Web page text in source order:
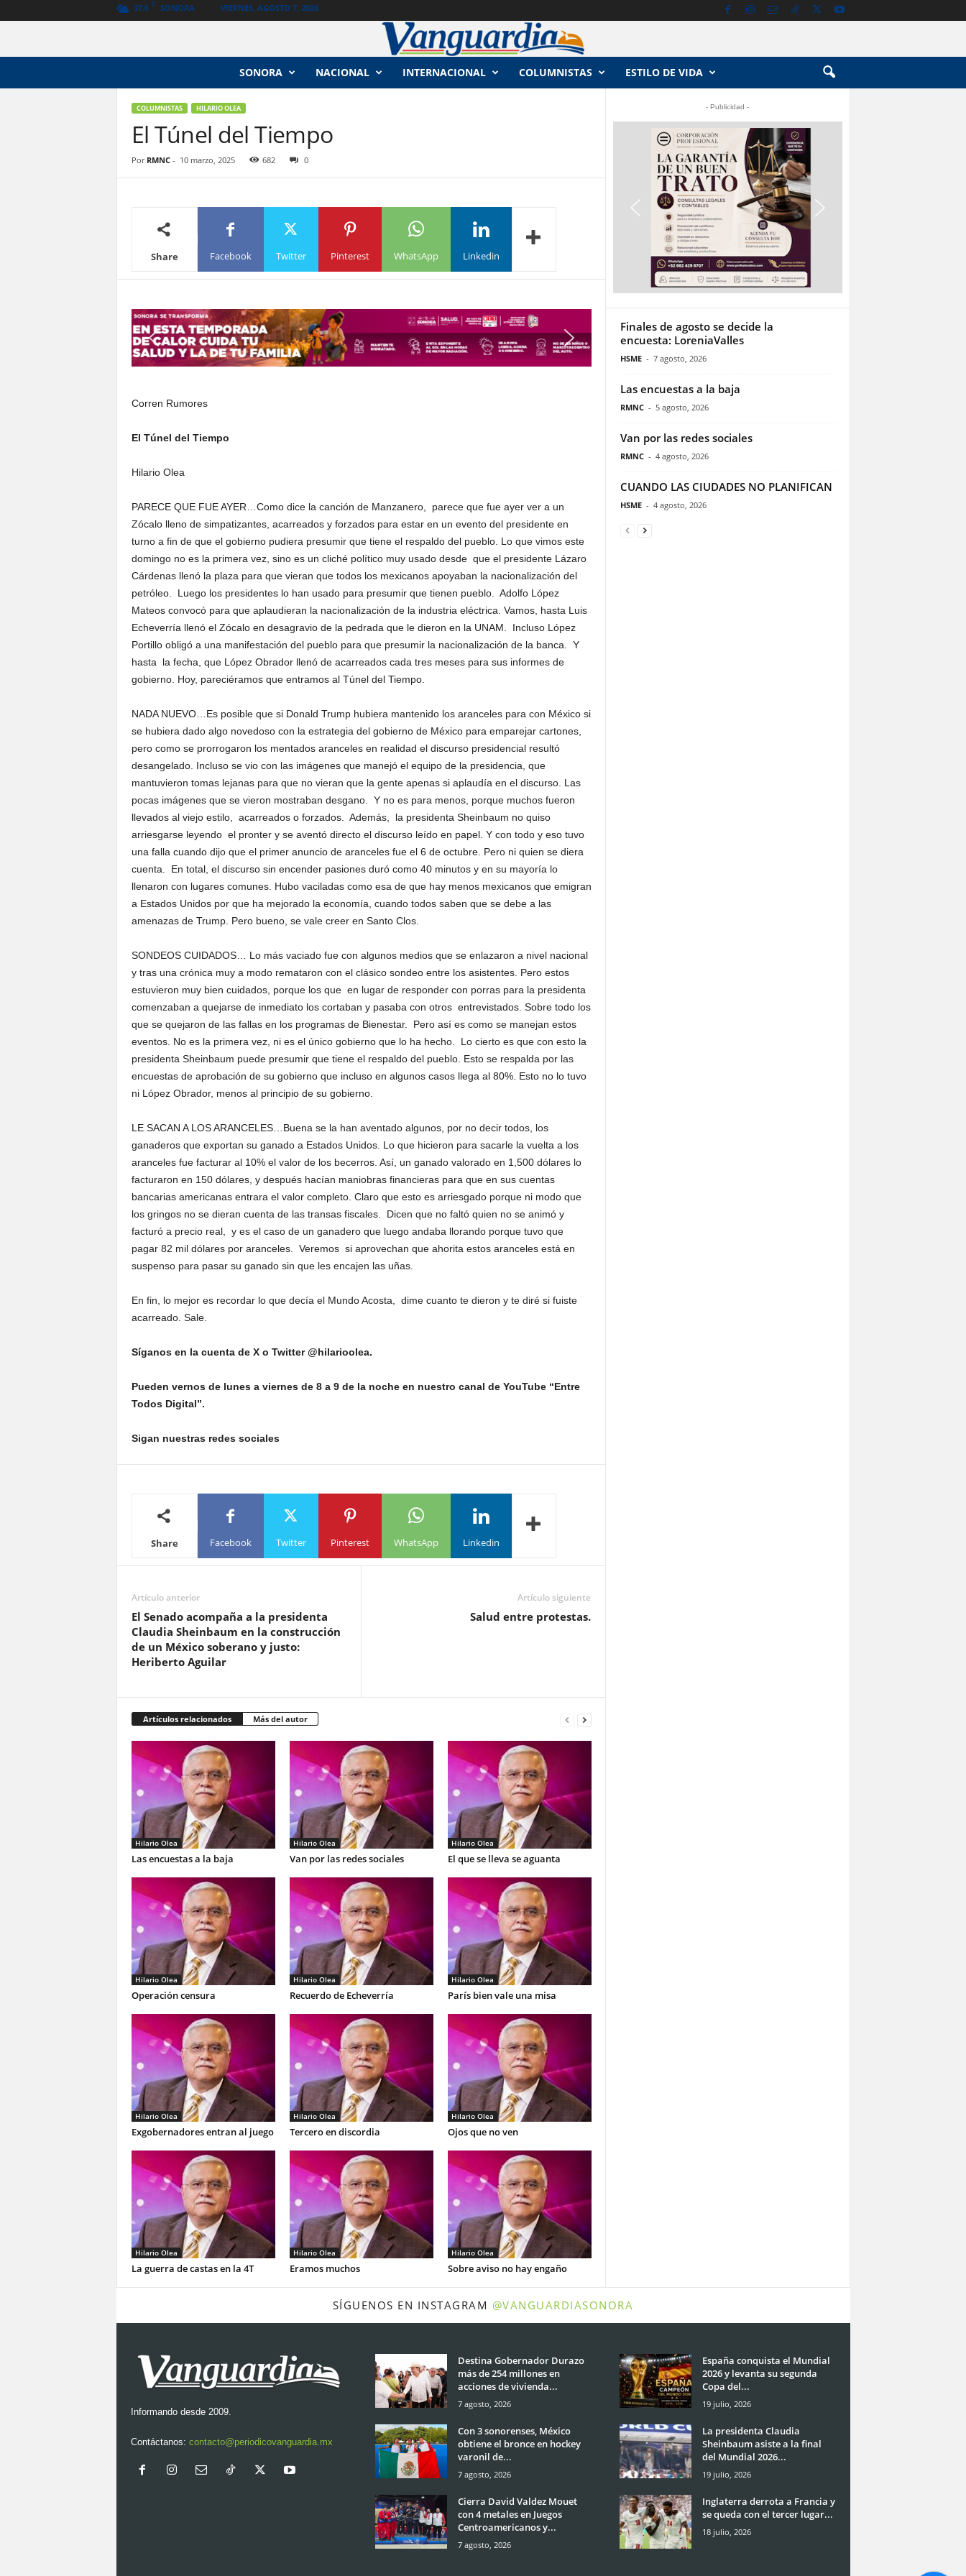
37.6 C SONORA VIERNES, AGOSTO 7, 2026
SONORA NACIONAL INTERNACIONAL COLUMNISTAS ESTILO DE VIDA
COLUMNISTAS HILARIO OLEA
El Túnel del Tiempo
Por RMNC- 10 marzo, 2025 682 0
Share Facebook Twitter Pinterest WhatsApp Linkedin
Corren Rumores
El Túnel del Tiempo
Hilario Olea
PARECE QUE FUE AYER…Como dice la canción de Manzanero, parece que fue ayer ver a un
Zócalo lleno de simpatizantes, acarreados y forzados para estar en un evento del presidente en
turno a fin de que el gobierno pudiera presumir que tiene el respaldo del pueblo. Lo que vimos este
domingo no es la primera vez, sino es un cliché político muy usado desde que el presidente Lázaro
Cárdenas llenó la plaza para que vieran que todos los mexicanos apoyaban la nacionalización del
petróleo. Luego los presidentes lo han usado para presumir que tienen pueblo. Adolfo López
Mateos convocó para que aplaudieran la nacionalización de la industria eléctrica. Vamos, hasta Luis
Echeverría llenó el Zócalo en desagravio de la pedrada que le dieron en la UNAM. Incluso López
Portillo obligó a una manifestación del pueblo para que presumir la nacionalización de la banca. Y
hasta la fecha, que López Obrador llenó de acarreados cada tres meses para sus informes de
gobierno. Hoy, pareciéramos que entramos al Túnel del Tiempo.
NADA NUEVO…Es posible que si Donald Trump hubiera mantenido los aranceles para con México si
se hubiera dado algo novedoso con la estrategia del gobierno de México para emparejar cartones,
pero como se prorrogaron los mentados aranceles en realidad el discurso presidencial resultó
desangelado. Incluso se vio con las imágenes que manejó el equipo de la presidencia, que
mantuvieron tomas lejanas para que no vieran que la gente apenas si aplaudía en el discurso. Las
pocas imágenes que se vieron mostraban desgano. Y no es para menos, porque muchos fueron
llevados al viejo estilo, acarreados o forzados. Además, la presidenta Sheinbaum no quiso
arriesgarse leyendo el pronter y se aventó directo el discurso leído en papel. Y con todo y eso tuvo
una falla cuando dijo que el primer anuncio de aranceles fue el 6 de octubre. Pero ni quien se diera
cuenta. En total, el discurso sin encender pasiones duró como 40 minutos y en su mayoría lo
llenaron con lugares comunes. Hubo vaciladas como esa de que hay menos mexicanos que emigran
a Estados Unidos por que ha mejorado la economía, cuando todos saben que se debe a las
amenazas de Trump. Pero bueno, se vale creer en Santo Clos.
SONDEOS CUIDADOS… Lo más vaciado fue con algunos medios que se enlazaron a nivel nacional
y tras una crónica muy a modo remataron con el clásico sondeo entre los asistentes. Pero estos
estuvieron muy bien cuidados, porque los que en lugar de responder con porras para la presidenta
comenzaban a quejarse de inmediato los cortaban y pasaba con otros entrevistados. Sobre todo los
que se quejaron de las fallas en los programas de Bienestar. Pero así es como se manejan estos
eventos. No es la primera vez, ni es el único gobierno que lo ha hecho. Lo cierto es que con esto la
presidenta Sheinbaum puede presumir que tiene el respaldo del pueblo. Esto se respalda por las
encuestas de aprobación de su gobierno que incluso en algunos casos llega al 80%. Esto no lo tuvo
ni López Obrador, menos al principio de su gobierno.
LE SACAN A LOS ARANCELES…Buena se la han aventado algunos, por no decir todos, los
ganaderos que exportan su ganado a Estados Unidos. Lo que hicieron para sacarle la vuelta a los
aranceles fue facturar al 10% el valor de los becerros. Así, un ganado valorado en 1,500 dólares lo
facturaron en 150 dólares, y después hacían maniobras financieras para que en sus cuentas
bancarias americanas entrara el valor completo. Claro que esto es arriesgado porque ni modo que
los gringos no se dieran cuenta de las transas fiscales. Dicen que no faltó quien no se animó y
facturó a precio real, y es el caso de un ganadero que luego andaba llorando porque tuvo que
pagar 82 mil dólares por aranceles. Veremos si aprovechan que ahorita estos aranceles está en
suspenso para pasar su ganado sin que les encajen las uñas.
En fin, lo mejor es recordar lo que decía el Mundo Acosta, dime cuanto te dieron y te diré si fuiste
acarreado. Sale.
Síganos en la cuenta de X o Twitter @hilarioolea.
Pueden vernos de lunes a viernes de 8 a 9 de la noche en nuestro canal de YouTube “Entre
Todos Digital”.
Sigan nuestras redes sociales
Share Facebook Twitter Pinterest WhatsApp Linkedin
Artículo anterior
El Senado acompaña a la presidenta
Claudia Sheinbaum en la construcción
de un México soberano y justo:
Heriberto Aguilar
Artículo siguiente
Salud entre protestas.
Artículos relacionados Más del autor
Hilario Olea
Las encuestas a la baja
Hilario Olea
Van por las redes sociales
Hilario Olea
El que se lleva se aguanta
Hilario Olea
Operación censura
Hilario Olea
Recuerdo de Echeverría
Hilario Olea
París bien vale una misa
Hilario Olea
Exgobernadores entran al juego
Hilario Olea
Tercero en discordia
Hilario Olea
Ojos que no ven
Hilario Olea
La guerra de castas en la 4T
Hilario Olea
Eramos muchos
Hilario Olea
Sobre aviso no hay engaño
- Publicidad -
Finales de agosto se decide la
encuesta: LoreniaValles
HSME - 7 agosto, 2026
Las encuestas a la baja
RMNC - 5 agosto, 2026
Van por las redes sociales
RMNC - 4 agosto, 2026
CUANDO LAS CIUDADES NO PLANIFICAN
HSME - 4 agosto, 2026
SÍGUENOS EN INSTAGRAM @VANGUARDIASONORA
Informando desde 2009.
Contáctanos: contacto@periodicovanguardia.mx
Destina Gobernador Durazo
más de 254 millones en
acciones de vivienda...
7 agosto, 2026
Con 3 sonorenses, México
obtiene el bronce en hockey
varonil de...
7 agosto, 2026
Cierra David Valdez Mouet
con 4 metales en Juegos
Centroamericanos y...
7 agosto, 2026
España conquista el Mundial
2026 y levanta su segunda
Copa del...
19 julio, 2026
La presidenta Claudia
Sheinbaum asiste a la final
del Mundial 2026...
19 julio, 2026
Inglaterra derrota a Francia y
se queda con el tercer lugar...
18 julio, 2026